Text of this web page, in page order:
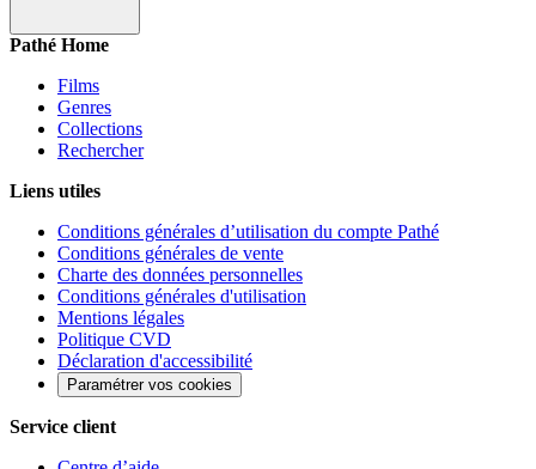
Pathé Home
Films
Genres
Collections
Rechercher
Liens utiles
Conditions générales d’utilisation du compte Pathé
Conditions générales de vente
Charte des données personnelles
Conditions générales d'utilisation
Mentions légales
Politique CVD
Déclaration d'accessibilité
Paramétrer vos cookies
Service client